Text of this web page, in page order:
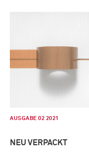
AUSGABE 02 2021
NEU VERPACKT